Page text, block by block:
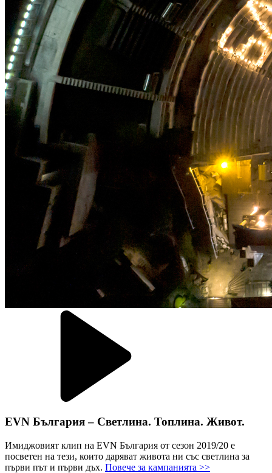
EVN България – Светлина. Топлина. Живот.
Имиджовият клип на EVN България от сезон 2019/20 е
посветен на тези, които даряват живота ни със светлина за
първи път и първи дъх. Повече за кампанията >>